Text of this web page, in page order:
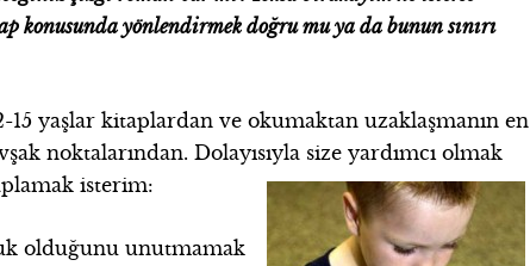
konusunda yönlendirmek doğru mu ya da bunun sınırı
15 yaşlar kitaplardan ve okumaktan uzaklaşmanın en
noktalarından. Dolayısıyla size yardımcı olmak
isterim:
olduğunu unutmamak